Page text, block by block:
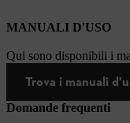
MANUALI D'USO
Qui sono disponibili i
Trova i manuali
Domande frequenti